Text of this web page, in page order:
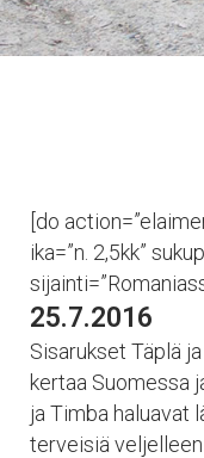
[do
ika=”n. 2,5kk”
25.7.2016
Sisarukset Täplä
kertaa Suomessa
ja Timba haluavat
terveisiä